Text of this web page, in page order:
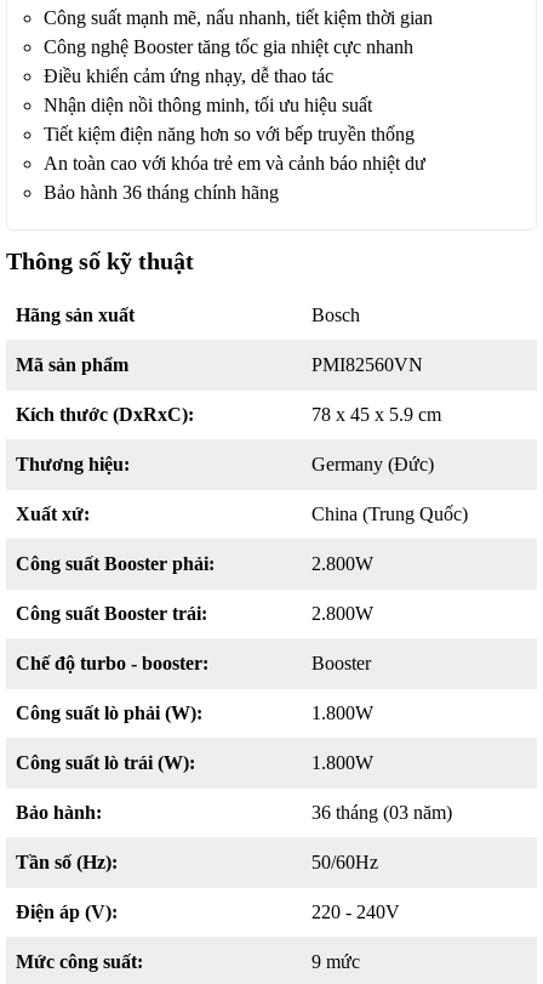
Công suất mạnh mẽ, nấu nhanh, tiết kiệm thời gian
Công nghệ Booster tăng tốc gia nhiệt cực nhanh
Điều khiển cảm ứng nhạy, dễ thao tác
Nhận diện nồi thông minh, tối ưu hiệu suất
Tiết kiệm điện năng hơn so với bếp truyền thống
An toàn cao với khóa trẻ em và cảnh báo nhiệt dư
Bảo hành 36 tháng chính hãng
Thông số kỹ thuật
Hãng sản xuất Bosch
Mã sản phẩm PMI82560VN
Kích thước (DxRxC): 78 x 45 x 5.9 cm
Thương hiệu: Germany (Đức)
Xuất xứ: China (Trung Quốc)
Công suất Booster phải: 2.800W
Công suất Booster trái: 2.800W
Chế độ turbo - booster: Booster
Công suất lò phải (W): 1.800W
Công suất lò trái (W): 1.800W
Bảo hành: 36 tháng (03 năm)
Tần số (Hz): 50/60Hz
Điện áp (V): 220 - 240V
Mức công suất: 9 mức